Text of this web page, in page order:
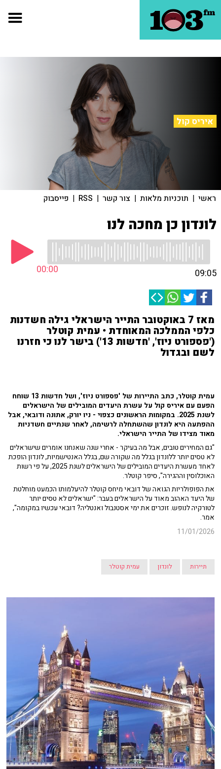
איריס קול
ראשי | תוכניות מלאות | צור קשר |
RSS
| פייסבוק
לונדון כן מחכה לנו
00:00 09:05
מאז 7 באוקטובר התייר הישראלי גילה חשדנות
כלפי הממלכה המאוחדת • עמית קוטלר
('פספורט ניוז', 'חדשות 13') בישר לנו כי חזרנו
לשם ובגדול
עמית קוטלר, כתב התיירות של 'פספורט ניוז', ושל חדשות 13 שוחח
הפעם עם איריס קול על עשרת היעדים המובילים של הישראלים
לשנת 2025. במקומות הראשונים כצפוי - ניו יורק, אתונה ודובאי, אבל
ההפתעה היא לונדון שהשתחלה לרשימה, לאחר שנתיים חשדניות
מאוד מצידו של התייר הישראלי.
"גם המחירים טובים, אבל מה בעיקר - אחרי שנה שאנחנו אומרים שישראלים
לא טסים יותר ללונדון בגלל מה שקורה שם, בגלל האנטישמיות, לונדון הופכת
לאחד מעשרת היעדים המובילים של הישראלים לשנת 2025, על פי רשות
האוכלוסין וההגירה", סיפר קוטלר.
את הפופולריות הגואה של דובאי מיחס קוטלר להיעלמותו הכמעט מוחלטת
של היעד האהוב מאוד על הישראלים בעבר: "ישראלים לא טסים יותר
לטורקיה לנופש. זוכרים את ימי אסטנבול ואנטליה? דובאי עכשיו במקומה",
אמר.
11/01/2026
תיירות לונדון עמית קוטלר